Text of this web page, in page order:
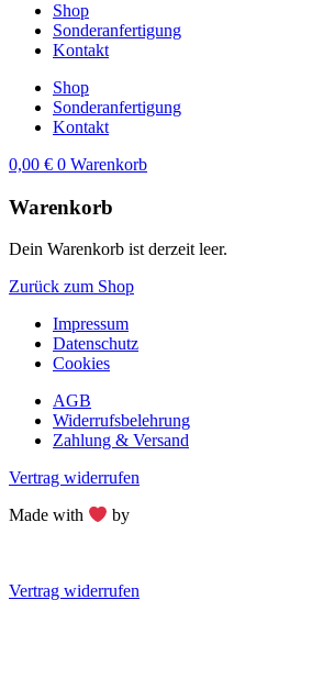
Shop
Sonderanfertigung
Kontakt
Shop
Sonderanfertigung
Kontakt
0,00 € 0 Warenkorb
Warenkorb
Dein Warenkorb ist derzeit leer.
Zurück zum Shop
Impressum
Datenschutz
Cookies
AGB
Widerrufsbelehrung
Zahlung & Versand
Vertrag widerrufen
Made with by
Vertrag widerrufen